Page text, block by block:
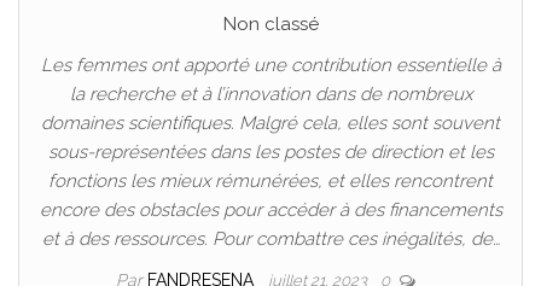
Non classé
Les femmes ont apporté une contribution essentielle à
la recherche et à l’innovation dans de nombreux
domaines scientifiques. Malgré cela, elles sont souvent
sous-représentées dans les postes de direction et les
fonctions les mieux rémunérées, et elles rencontrent
encore des obstacles pour accéder à des financements
et à des ressources. Pour combattre ces inégalités, de…
Par FANDRESENA juillet 21, 2023 0